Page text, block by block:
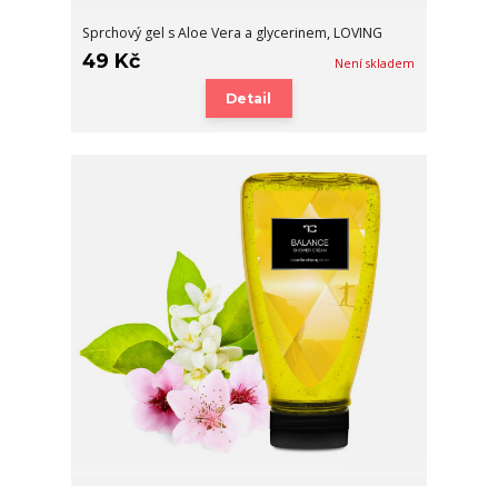
Sprchový gel s Aloe Vera a glycerinem, LOVING
49 Kč Není skladem
Detail